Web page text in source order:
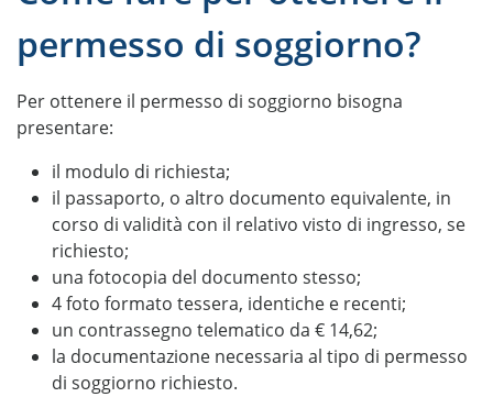
permesso di soggiorno?
Per ottenere il permesso di soggiorno bisogna
presentare:
il modulo di richiesta;
il passaporto, o altro documento equivalente, in
corso di validità con il relativo visto di ingresso, se
richiesto;
una fotocopia del documento stesso;
4 foto formato tessera, identiche e recenti;
un contrassegno telematico da € 14,62;
la documentazione necessaria al tipo di permesso
di soggiorno richiesto.